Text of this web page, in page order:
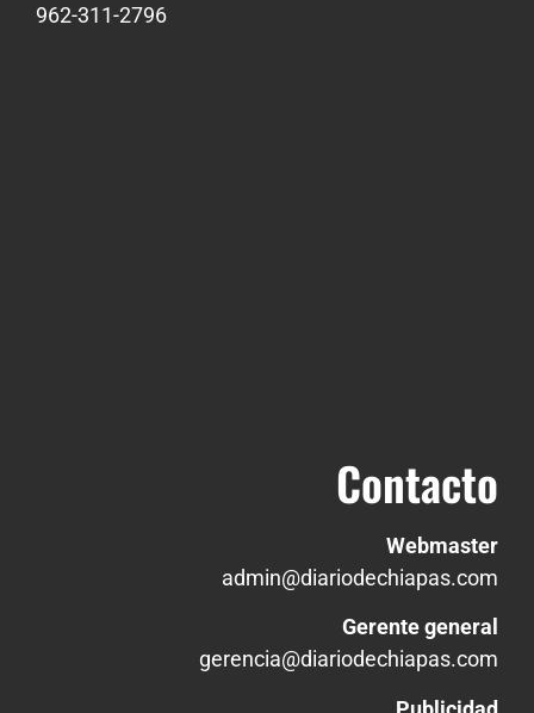
962-311-2796
Contacto
Webmaster
admin@diariodechiapas.com
Gerente general
gerencia@diariodechiapas.com